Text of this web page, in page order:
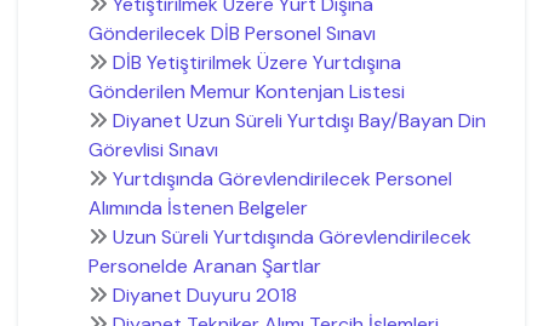
Gönderilecek DİB Personel Sınavı
DİB Yetiştirilmek Üzere Yurtdışına
Gönderilen Memur Kontenjan Listesi
Diyanet Uzun Süreli Yurtdışı Bay/Bayan Din
Görevlisi Sınavı
Yurtdışında Görevlendirilecek Personel
Alımında İstenen Belgeler
Uzun Süreli Yurtdışında Görevlendirilecek
Personelde Aranan Şartlar
Diyanet Duyuru 2018